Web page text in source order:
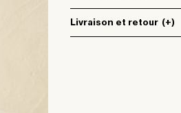
Livraison et retour (+)